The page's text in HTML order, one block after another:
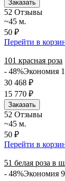
Заказать
52 Отзывы
~45 м.
50 ₽
Перейти в
101 красная роза
- 48%Экономия
30 468 ₽
15 770 ₽
Заказать
52 Отзывы
~45 м.
50 ₽
Перейти в
51 белая роза в
- 48%Экономия